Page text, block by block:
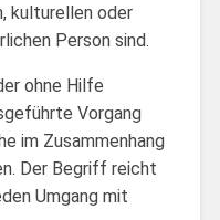
kulturellen oder
Person sind.
ohne Hilfe
Vorgang
im Zusammenhang
Der Begriff reicht
Umgang mit